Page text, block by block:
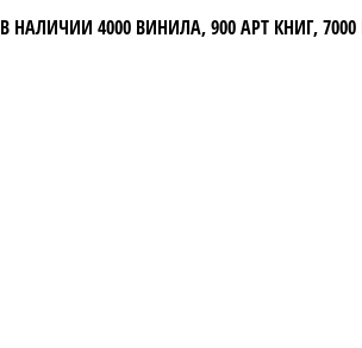
В НАЛИЧИИ 4000 ВИНИЛА, 900 АРТ КНИГ,